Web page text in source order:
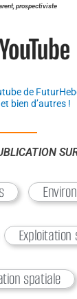
prospectiviste
de
et bien d’autres !
spatiale